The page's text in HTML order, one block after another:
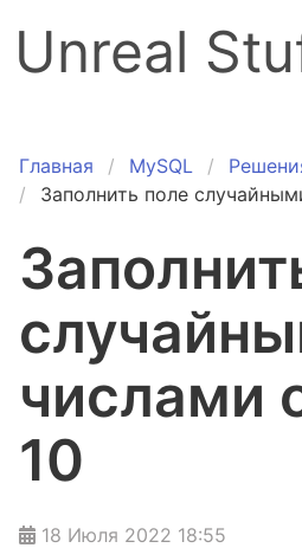
Unreal
Главная MySQL
Заполнить поле
числами
10
18 Июля 2022 18:55